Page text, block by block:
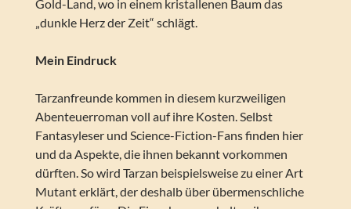
Gold-Land, wo in einem kristallenen Baum das
„dunkle Herz der Zeit“ schlägt.
Mein Eindruck
Tarzanfreunde kommen in diesem kurzweiligen
Abenteuerroman voll auf ihre Kosten. Selbst
Fantasyleser und Science-Fiction-Fans finden hier
und da Aspekte, die ihnen bekannt vorkommen
dürften. So wird Tarzan beispielsweise zu einer Art
Mutant erklärt, der deshalb über übermenschliche